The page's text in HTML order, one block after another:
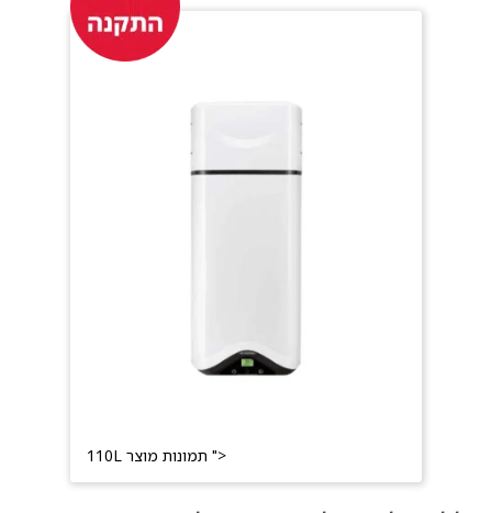
110L תמונות מוצר ">